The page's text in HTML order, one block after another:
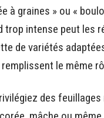
à graines » ou «
trop intense peut les
de variétés
le même
des